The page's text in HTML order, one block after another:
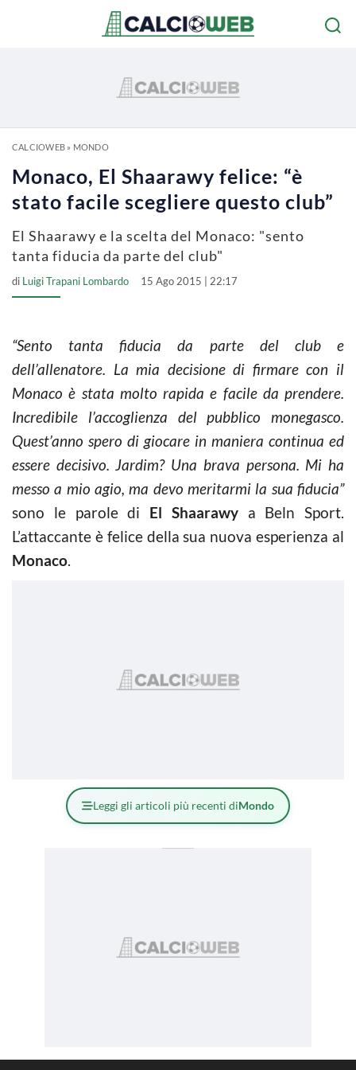
CALCIOWEB» MONDO
Monaco, El Shaarawy felice: “è
stato facile scegliere questo club”
El Shaarawy e la scelta del Monaco: "sento
tanta fiducia da parte del club"
di Luigi Trapani Lombardo 15 Ago 2015 | 22:17
“Sento tanta fiducia da parte del club e
dell’allenatore. La mia decisione di firmare con il
Monaco è stata molto rapida e facile da prendere.
Incredibile l’accoglienza del pubblico monegasco.
Quest’anno spero di giocare in maniera continua ed
essere decisivo. Jardim? Una brava persona. Mi ha
messo a mio agio, ma devo meritarmi la sua fiducia”
sono le parole di El Shaarawya Beln Sport.
L’attaccante è felice della sua nuova esperienza al
Monaco.
Leggi gli articoli più recenti diMondo